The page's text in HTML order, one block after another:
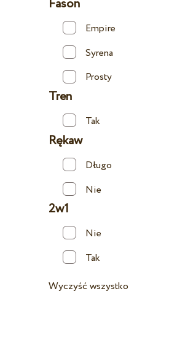
Fason
Empire
Syrena
Prosty
Tren
Tak
Rękaw
Długo
Nie
2w1
Nie
Tak
Wyczyść wszystko